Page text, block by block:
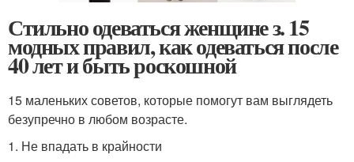
Стильно одеваться женщине з. 15
модных правил, как одеваться после
40 лет и быть роскошной
15 маленьких советов, которые помогут вам выглядеть
безупречно в любом возрасте.
1. Не впадать в крайности